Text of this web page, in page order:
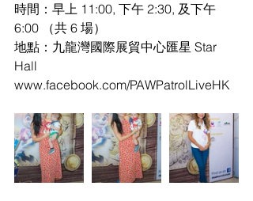
時間：早上 11:00, 下午 2:30, 及下午
6:00 （共 6 場）
地點：九龍灣國際展貿中心匯星 Star
Hall
www.facebook.com/PAWPatrolLiveHK